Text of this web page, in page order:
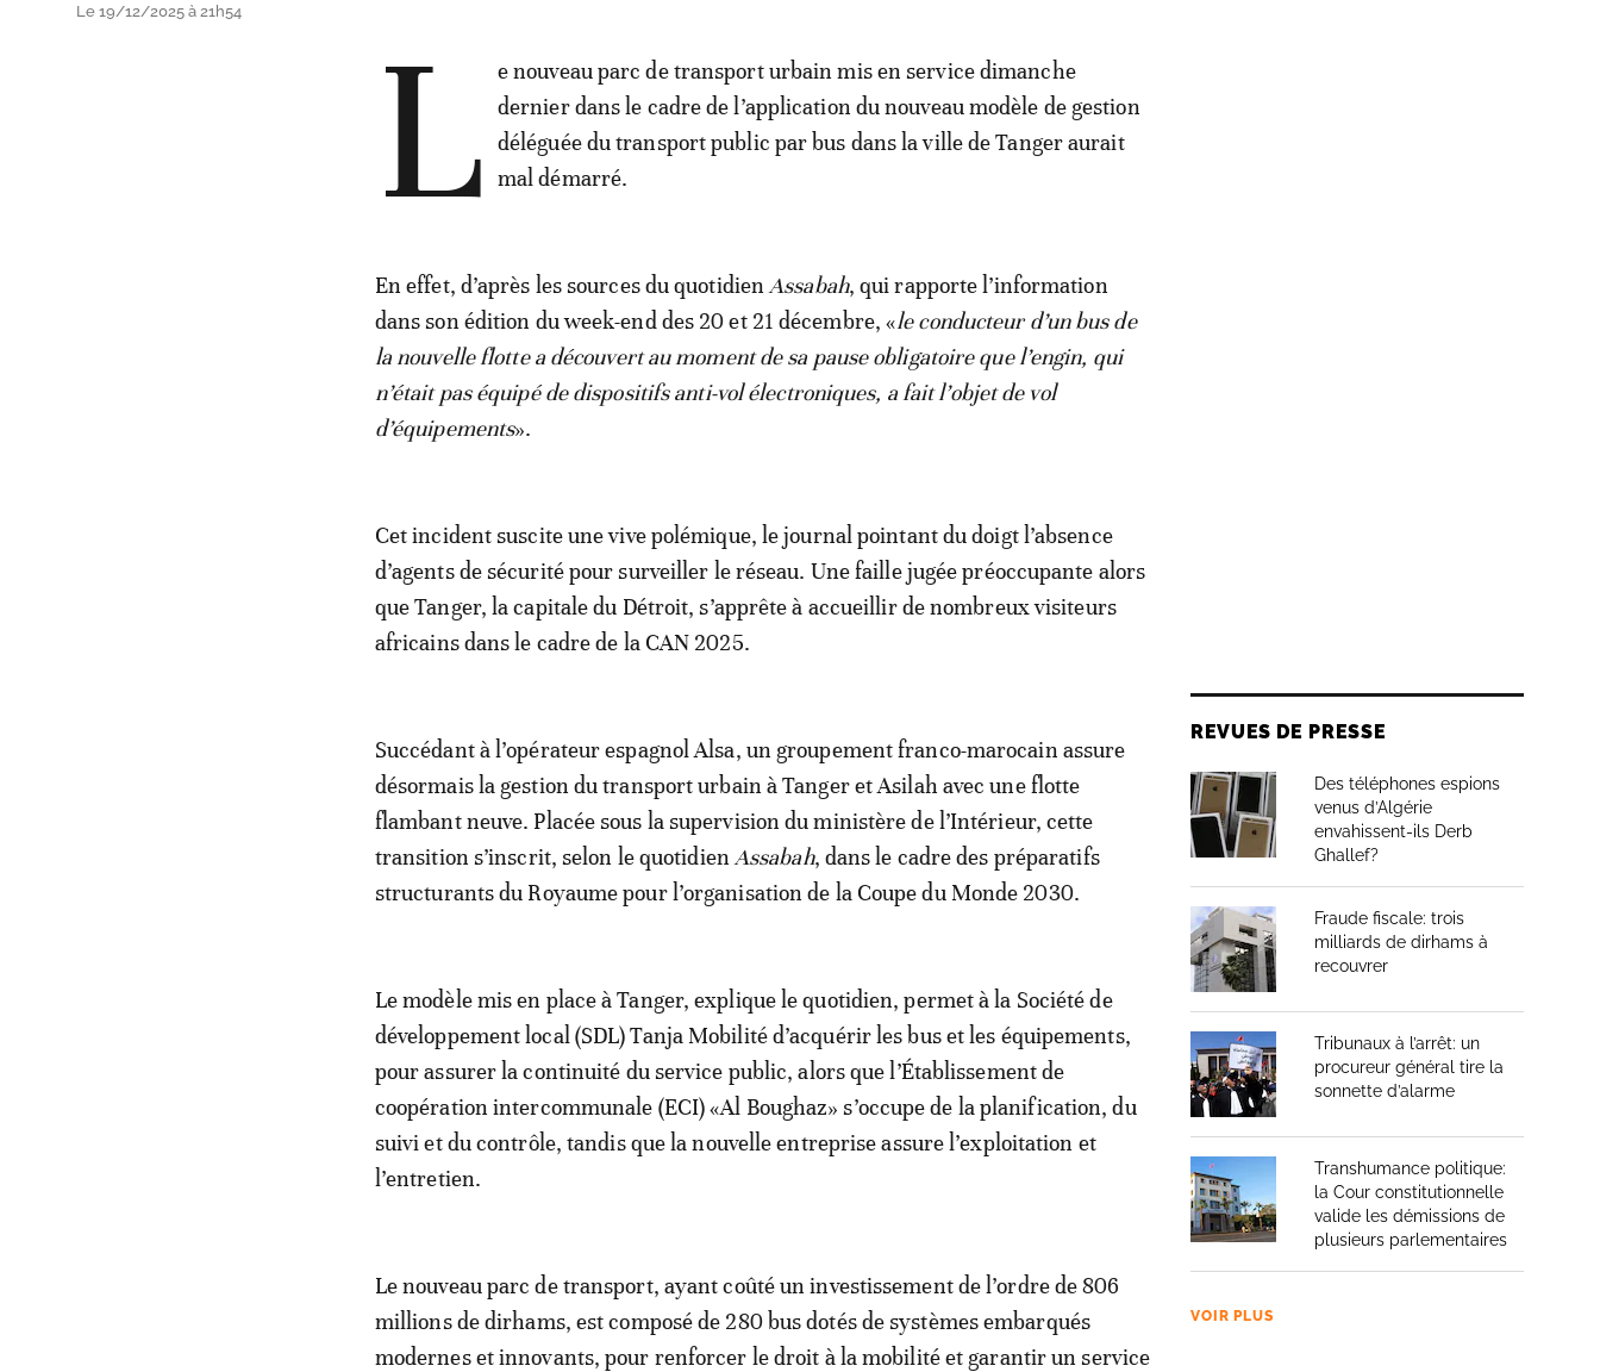
Le 19/12/2025 à 21h54 L
e nouveau parc de transport urbain mis en service dimanche
dernier dans le cadre de l’application du nouveau modèle de gestion
déléguée du transport public par bus dans la ville de Tanger aurait
mal démarré.
En effet, d’après les sources du quotidien Assabah, qui rapporte l’information
dans son édition du week-end des 20 et 21 décembre, «le conducteur d’un bus de
la nouvelle flotte a découvert au moment de sa pause obligatoire que l’engin, qui
n’était pas équipé de dispositifs anti-vol électroniques, a fait l’objet de vol
d’équipements».
Cet incident suscite une vive polémique, le journal pointant du doigt l’absence
d’agents de sécurité pour surveiller le réseau. Une faille jugée préoccupante alors
que Tanger, la capitale du Détroit, s’apprête à accueillir de nombreux visiteurs
africains dans le cadre de la CAN 2025.
Succédant à l’opérateur espagnol Alsa, un groupement franco-marocain assure
désormais la gestion du transport urbain à Tanger et Asilah avec une flotte
flambant neuve. Placée sous la supervision du ministère de l’Intérieur, cette
transition s’inscrit, selon le quotidien Assabah, dans le cadre des préparatifs
structurants du Royaume pour l’organisation de la Coupe du Monde 2030.
Le modèle mis en place à Tanger, explique le quotidien, permet à la Société de
développement local (SDL) Tanja Mobilité d’acquérir les bus et les équipements,
pour assurer la continuité du service public, alors que l’Établissement de
coopération intercommunale (ECI) «Al Boughaz» s’occupe de la planification, du
suivi et du contrôle, tandis que la nouvelle entreprise assure l’exploitation et
l’entretien.
Le nouveau parc de transport, ayant coûté un investissement de l’ordre de 806
millions de dirhams, est composé de 280 bus dotés de systèmes embarqués
modernes et innovants, pour renforcer le droit à la mobilité et garantir un service
REVUES DE PRESSE
Des téléphones espions
venus d’Algérie
envahissent-ils Derb
Ghallef?
Fraude fiscale: trois
milliards de dirhams à
recouvrer
Tribunaux à l’arrêt: un
procureur général tire la
sonnette d’alarme
Transhumance politique:
la Cour constitutionnelle
valide les démissions de
plusieurs parlementaires
VOIR PLUS